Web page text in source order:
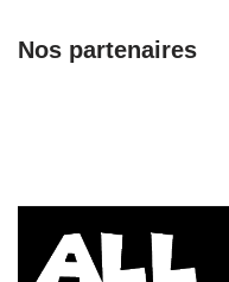
Nos partenaires